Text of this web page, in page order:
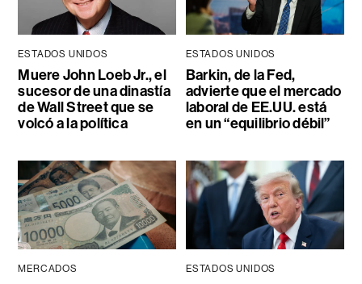
ESTADOS UNIDOS
Muere John Loeb Jr., el
sucesor de una dinastía
de Wall Street que se
volcó a la política
ESTADOS UNIDOS
Barkin, de la Fed,
advierte que el mercado
laboral de EE.UU. está
en un “equilibrio débil”
MERCADOS ESTADOS UNIDOS